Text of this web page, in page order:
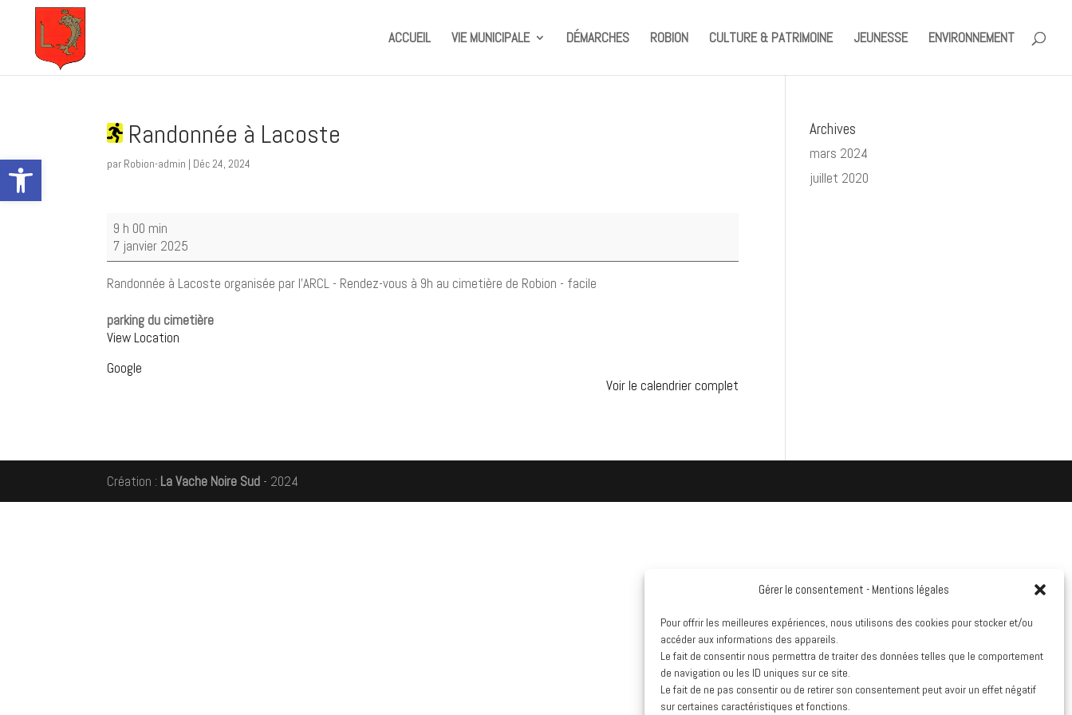
Ouvrir la barre d’outils
Gérer le consentement - Mentions légales
Pour offrir les meilleures expériences, nous utilisons des cookies pour stocker et/ou
accéder aux informations des appareils.
Le fait de consentir nous permettra de traiter des données telles que le comportement
de navigation ou les ID uniques sur ce site.
Le fait de ne pas consentir ou de retirer son consentement peut avoir un effet négatif
sur certaines caractéristiques et fonctions.
ACCUEIL VIE MUNICIPALE DÉMARCHES ROBION CULTURE & PATRIMOINE JEUNESSE ENVIRONNEMENT
Randonnée à Lacoste
par Robion-admin | Déc 24, 2024
Randonnée
Lacoste
9 h 00 min
7 janvier 2025
Randonnée à Lacoste organisée par l'ARCL - Rendez-vous à 9h au cimetière de Robion - facile
parking du cimetière
View Location
Google
Voir le calendrier complet
Archives
mars 2024
juillet 2020
Création : La Vache Noire Sud - 2024